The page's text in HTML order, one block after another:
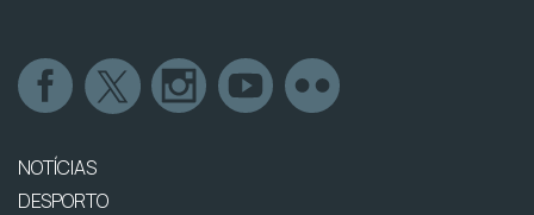
NOTÍCIAS
DESPORTO